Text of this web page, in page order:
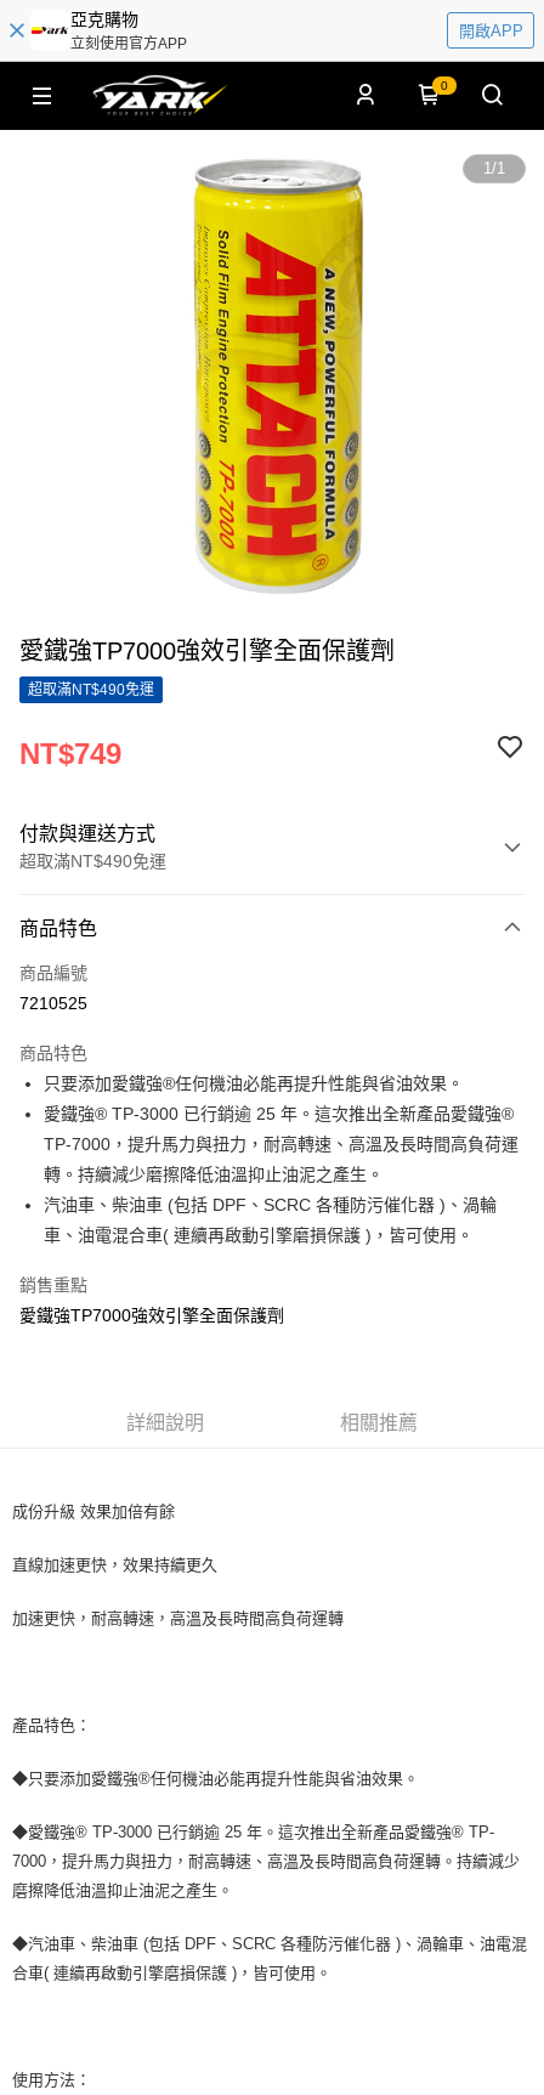
亞克購物
立刻使用官方APP
開啟APP
0
1/1
愛鐵強TP7000強效引擎全面保護劑
超取滿NT$490免運
NT$749
付款與運送方式
超取滿NT$490免運
信用卡一次付款
超商取貨付款
Apple Pay
街口支付
悠遊付
全盈+PAY
相關說明
【關於「AFTEE先享後付」】
３．安心：先確認商品／服務後，再付款。
結帳頁面，進行簡訊認證並確認金額後，即可完成結帳。
３．收到繳費通知簡訊後14天內，點擊此簡訊中的連結，可透過四大超商／
ATM／網路銀行／等多元方式進行付款，方視為交易完成。
購買商品的店家。未經商家同意取消之訂單仍視為有效，需透過AFTEE先享
１．透過由恩沛科技股份有限公司提供之「AFTEE先享後付」服務完成之交
２．關於個人資料處理事宜，請瀏覽以下網址：
https://aftee.tw/terms/#terms3
３．未成年的使用者請事先徵得法定代理人或監護人之同意方可使用
４．使用「AFTEE先享後付」時，將依據個別帳號之用戶狀況，依本公司即
時審查核予不同之上限額度；若仍有額度不足之情形，本公司將視審查結果
全家取貨付款 (運費60$)
付款後全家取貨 (運費70$)
每筆NT$70，滿NT$490(含以上)免運費
每筆NT$70，滿NT$490(含以上)免運費
付款後7-11取貨 (運費70$)
每筆NT$70，滿NT$490(含以上)免運費
宅配寄送，滿490免運費(運費$70)
商品特色
商品編號
7210525
商品特色
只要添加愛鐵強®任何機油必能再提升性能與省油效果。
愛鐵強® TP-3000 已行銷逾 25 年。這次推出全新產品愛鐵強®
TP-7000，提升馬力與扭力，耐高轉速、高溫及長時間高負荷運
轉。持續減少磨擦降低油溫抑止油泥之產生。
汽油車、柴油車 (包括 DPF、SCRC 各種防污催化器 )、渦輪
車、油電混合車( 連續再啟動引擎磨損保護 )，皆可使用。
銷售重點
愛鐵強TP7000強效引擎全面保護劑
詳細說明 相關推薦
成份升級 效果加倍有餘
直線加速更快，效果持續更久
加速更快，耐高轉速，高溫及長時間高負荷運轉
產品特色：
◆只要添加愛鐵強®任何機油必能再提升性能與省油效果。
◆愛鐵強® TP-3000 已行銷逾 25 年。這次推出全新產品愛鐵強® TP-
7000，提升馬力與扭力，耐高轉速、高溫及長時間高負荷運轉。持續減少
磨擦降低油溫抑止油泥之產生。
◆汽油車、柴油車 (包括 DPF、SCRC 各種防污催化器 )、渦輪車、油電混
合車( 連續再啟動引擎磨損保護 )，皆可使用。
使用方法：